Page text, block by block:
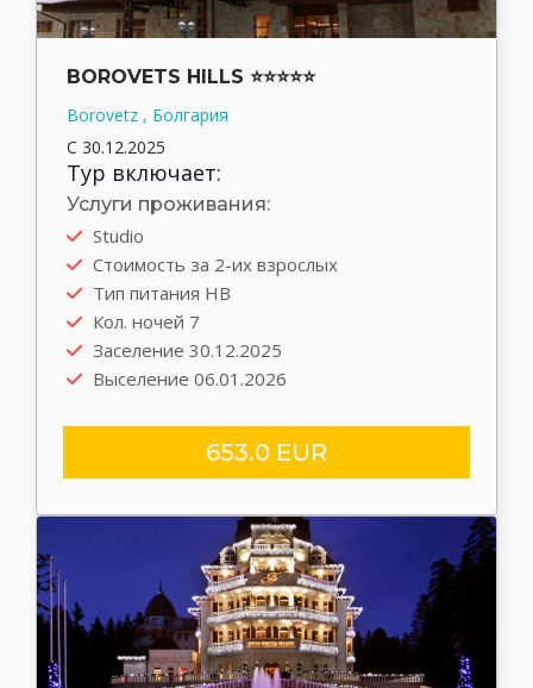
BOROVETS HILLS ⭐⭐⭐⭐⭐
Borovetz , Болгария
С 30.12.2025
Тур включает:
Услуги проживания:
Studio
Стоимость за 2-их взрослых
Тип питания HB
Кол. ночей 7
Заселение 30.12.2025
Выселение 06.01.2026
653.0 EUR